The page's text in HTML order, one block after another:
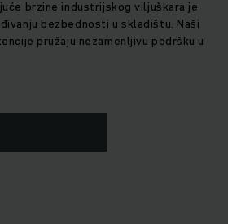
brzine industrijskog viljuškara je
bezbednosti u skladištu. Naši
pružaju nezamenljivu podršku u